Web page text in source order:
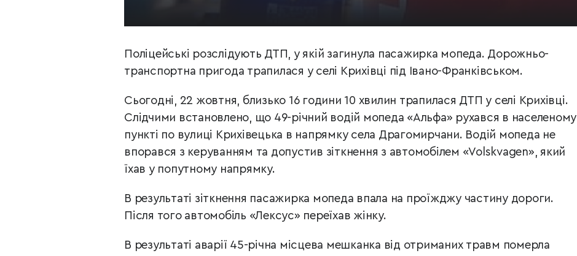
Поліцейські розслідують ДТП, у якій загинула пасажирка мопеда. Дорожньо-
транспортна пригода трапилася у селі Крихівці під Івано-Франківськом.
Сьогодні, 22 жовтня, близько 16 години 10 хвилин трапилася ДТП у селі Крихівці.
Слідчими встановлено, що 49-річний водій мопеда «Альфа» рухався в населеному
пункті по вулиці Крихівецька в напрямку села Драгомирчани. Водій мопеда не
впорався з керуванням та допустив зіткнення з автомобілем «Volskvagen», який
їхав у попутному напрямку.
В результаті зіткнення пасажирка мопеда впала на проїжджу частину дороги.
Після того автомобіль «Лексус» переїхав жінку.
В результаті аварії 45-річна місцева мешканка від отриманих травм померла